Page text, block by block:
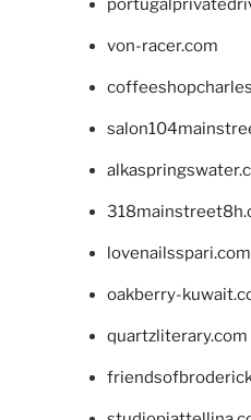
von-racer.com
lovenailsspari.com
oakberry-
quartzliterary.com